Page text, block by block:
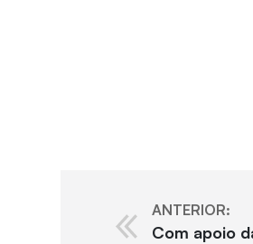
ANTERIOR:
Com apoio